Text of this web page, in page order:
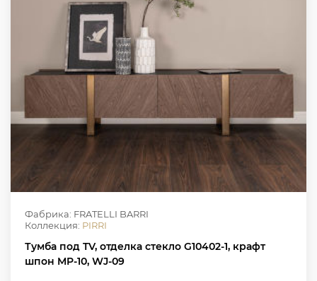
Фабрика: FRATELLI BARRI
Коллекция: PIRRI
Тумба под TV, отделка стекло G10402-1, крафт
шпон MP-10, WJ-09